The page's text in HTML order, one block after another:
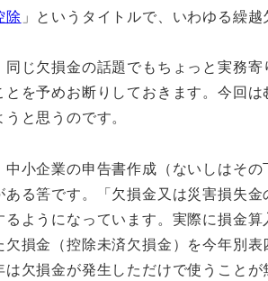
除 」というタイトルで、いわゆる繰
じ欠損金の話題でもちょっと実務
を予めお断りしておきます。今回
と思うのです。
小企業の申告書作成（ないしはそ
ある筈です。「欠損金又は災害損失
ようになっています。実際に損金
損金（控除未済欠損金）を今年別
欠損金が発生しただけで使うこと